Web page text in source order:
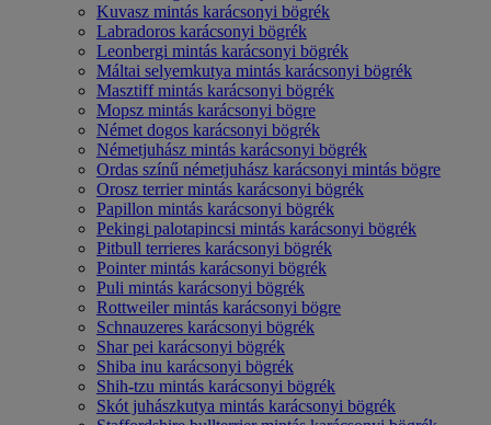
Kuvasz mintás karácsonyi bögrék
Labradoros karácsonyi bögrék
Leonbergi mintás karácsonyi bögrék
Máltai selyemkutya mintás karácsonyi bögrék
Masztiff mintás karácsonyi bögrék
Mopsz mintás karácsonyi bögre
Német dogos karácsonyi bögrék
Németjuhász mintás karácsonyi bögrék
Ordas színű németjuhász karácsonyi mintás bögre
Orosz terrier mintás karácsonyi bögrék
Papillon mintás karácsonyi bögrék
Pekingi palotapincsi mintás karácsonyi bögrék
Pitbull terrieres karácsonyi bögrék
Pointer mintás karácsonyi bögrék
Puli mintás karácsonyi bögrék
Rottweiler mintás karácsonyi bögre
Schnauzeres karácsonyi bögrék
Shar pei karácsonyi bögrék
Shiba inu karácsonyi bögrék
Shih-tzu mintás karácsonyi bögrék
Skót juhászkutya mintás karácsonyi bögrék